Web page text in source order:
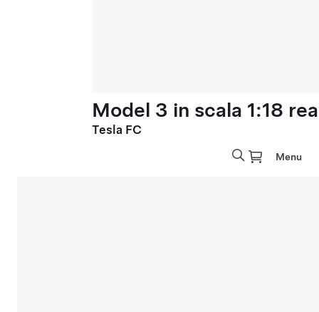
Model 3 in scala 1:18
Tesla FC
Menu